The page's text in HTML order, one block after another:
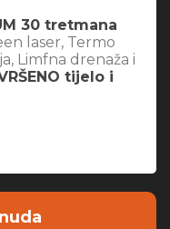
30 tretmana
laser, Termo
Limfna drenaža i
tijelo i